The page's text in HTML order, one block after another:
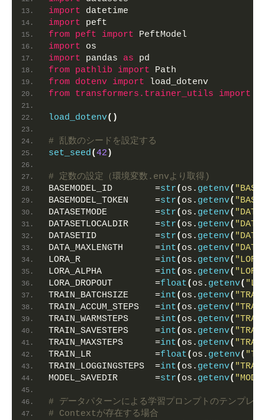
import datetime
import peft
from peft import PeftModel
import os
import pandas as pd
from pathlib import Path
from dotenv import load_dotenv
from transformers.trainer_utils import
load_dotenv()
# 乱数のシードを設定する
set_seed(42 )
# 定数の設定（環境変数.envより取得)
BASEMODEL_ID        =str( os. getenv(
BASEMODEL_TOKEN     =str( os. getenv(
DATASETMODE         =str( os. getenv(
DATASETLOCALDIR     =str( os. getenv(
DATASETID           =str( os. getenv(
DATA_MAXLENGTH      =int( os. getenv(
LORA_R              =int( os. getenv(
LORA_ALPHA          =int( os. getenv(
LORA_DROPOUT        =float( os. getenv(
TRAIN_BATCHSIZE     =int( os. getenv(
TRAIN_ACCUM_STEPS   =int( os. getenv(
TRAIN_WARMSTEPS     =int( os. getenv(
TRAIN_SAVESTEPS     =int( os. getenv(
TRAIN_MAXSTEPS      =int( os. getenv(
TRAIN_LR            =float( os. getenv(
TRAIN_LOGGINGSTEPS  =int( os. getenv(
MODEL_SAVEDIR       =str( os. getenv(
# データパターンによる学習プロンプトのテンプレー
# Contextが存在する場合